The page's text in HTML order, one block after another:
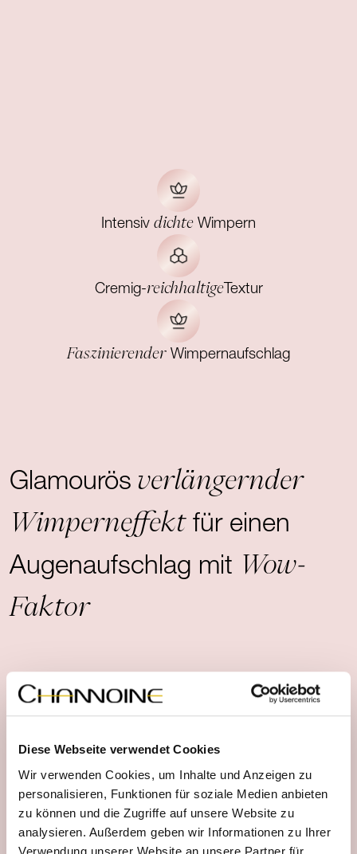
Diese Webseite verwendet Cookies
Wir verwenden Cookies, um Inhalte und Anzeigen zu
personalisieren, Funktionen für soziale Medien anbieten
zu können und die Zugriffe auf unsere Website zu
analysieren. Außerdem geben wir Informationen zu Ihrer
Verwendung unserer Website an unsere Partner für
Intensiv dichte Wimpern
Cremig-reichhaltigeTextur
Faszinierender Wimpernaufschlag
Glamourös verlängernder
Wimperneffektfür einen
Augenaufschlag mit Wow-
Faktor
Produktdetails
Anwendungshinweise